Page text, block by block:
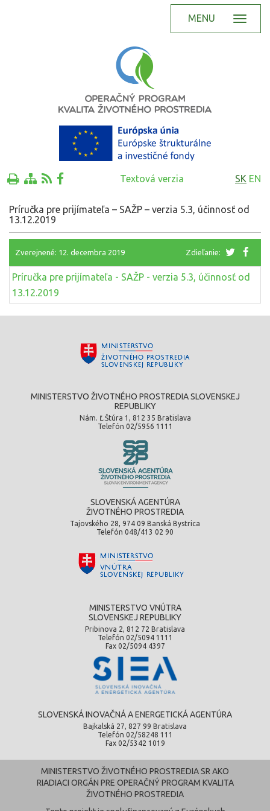
MENU
Textová verzia SK EN
Príručka pre prijímateľa – SAŽP – verzia 5.3, účinnosť od
13.12.2019
Zverejnené: 12. decembra 2019 Zdieľanie:
Príručka pre prijímateľa - SAŽP - verzia 5.3, účinnosť od
13.12.2019
MINISTERSTVO ŽIVOTNÉHO PROSTREDIA SLOVENSKEJ
REPUBLIKY
Nám. Ľ.Štúra 1, 812 35 Bratislava
Telefón 02/5956 1111
SLOVENSKÁ AGENTÚRA
ŽIVOTNÉHO PROSTREDIA
Tajovského 28, 974 09 Banská Bystrica
Telefón 048/413 02 90
MINISTERSTVO VNÚTRA
SLOVENSKEJ REPUBLIKY
Pribinova 2, 812 72 Bratislava
Telefón 02/5094 1111
Fax 02/5094 4397
SLOVENSKÁ INOVAČNÁ A ENERGETICKÁ AGENTÚRA
Bajkalská 27, 827 99 Bratislava
Telefón 02/58248 111
Fax 02/5342 1019
MINISTERSTVO ŽIVOTNÉHO PROSTREDIA SR AKO
RIADIACI ORGÁN PRE OPERAČNÝ PROGRAM KVALITA
ŽIVOTNÉHO PROSTREDIA